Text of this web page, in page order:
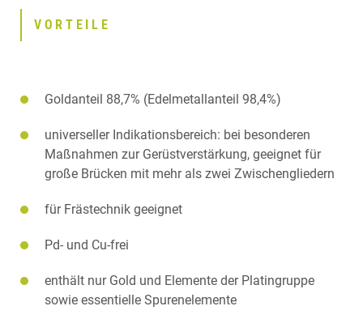
VORTEILE
Goldanteil 88,7% (Edelmetallanteil 98,4%)
universeller Indikationsbereich: bei besonderen
Maßnahmen zur Gerüstverstärkung, geeignet für
große Brücken mit mehr als zwei Zwischengliedern
für Frästechnik geeignet
Pd- und Cu-frei
enthält nur Gold und Elemente der Platingruppe
sowie essentielle Spurenelemente